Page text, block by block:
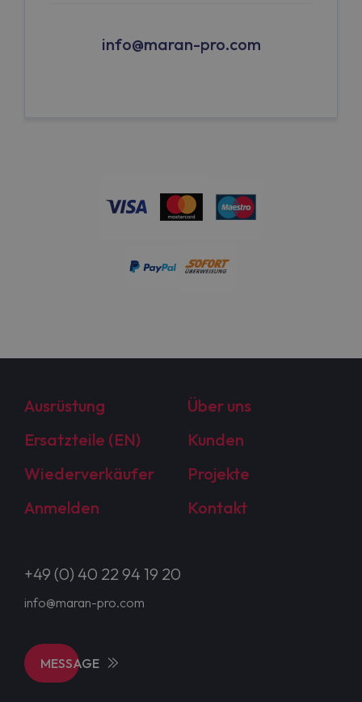
info@maran-pro.com
Ausrüstung
Über uns
Ersatzteile (EN)
Kunden
Wiederverkäufer
Projekte
Anmelden
Kontakt
+49 (0) 40 22 94 19 20
info@maran-pro.com
MESSAGE